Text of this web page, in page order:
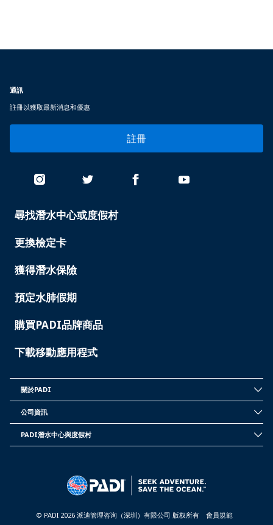
通訊
註冊以獲取最新消息和優惠
註冊
PADI
TAIWAN
尋找潛水中心或度假村
更換檢定卡
獲得潛水保險
預定水肺假期
購買PADI品牌商品
下載移動應用程式
PADI
關於PADI
INFORMATION
公司資訊
PADI潛水中心與度假村
© PADI 2026 派迪管理咨询（深圳）有限公司 版权所有 會員規範